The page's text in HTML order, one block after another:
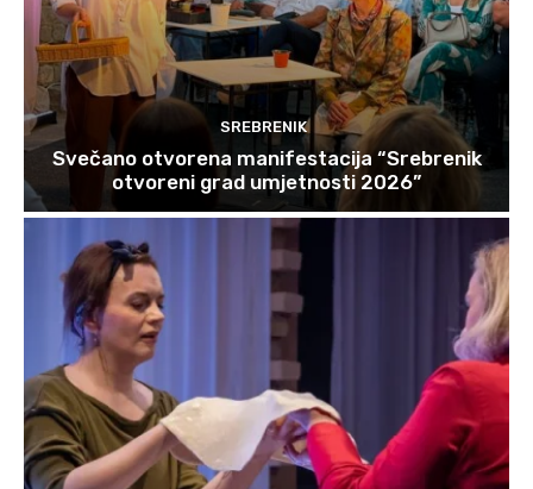
SREBRENIK
Svečano otvorena manifestacija “Srebrenik
otvoreni grad umjetnosti 2026”